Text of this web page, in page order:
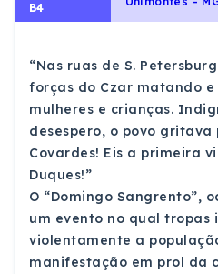
B4
“Nas ruas de S.
forças do Czar matando
mulheres e crianças.
desespero, o povo
Covardes! Eis a primeira
Duques!”
O “Domingo Sangrento”,
um evento no qual tropas
violentamente a
manifestação em prol da